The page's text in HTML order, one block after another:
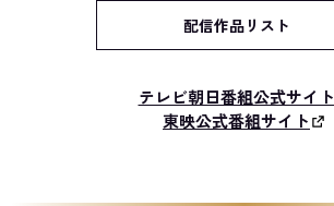
配信作品リスト
テレビ朝日番組公式サイト
東映公式番組サイト